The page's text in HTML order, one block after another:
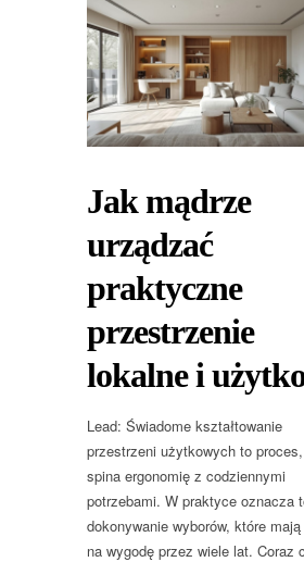
Jak mądrze
urządzać
praktyczne
przestrzenie
lokalne i
Lead: Świadome kształtowanie
przestrzeni użytkowych to
spina ergonomię z codziennymi
potrzebami. W praktyce oznacza
dokonywanie wyborów, które mają
na wygodę przez wiele lat. Coraz